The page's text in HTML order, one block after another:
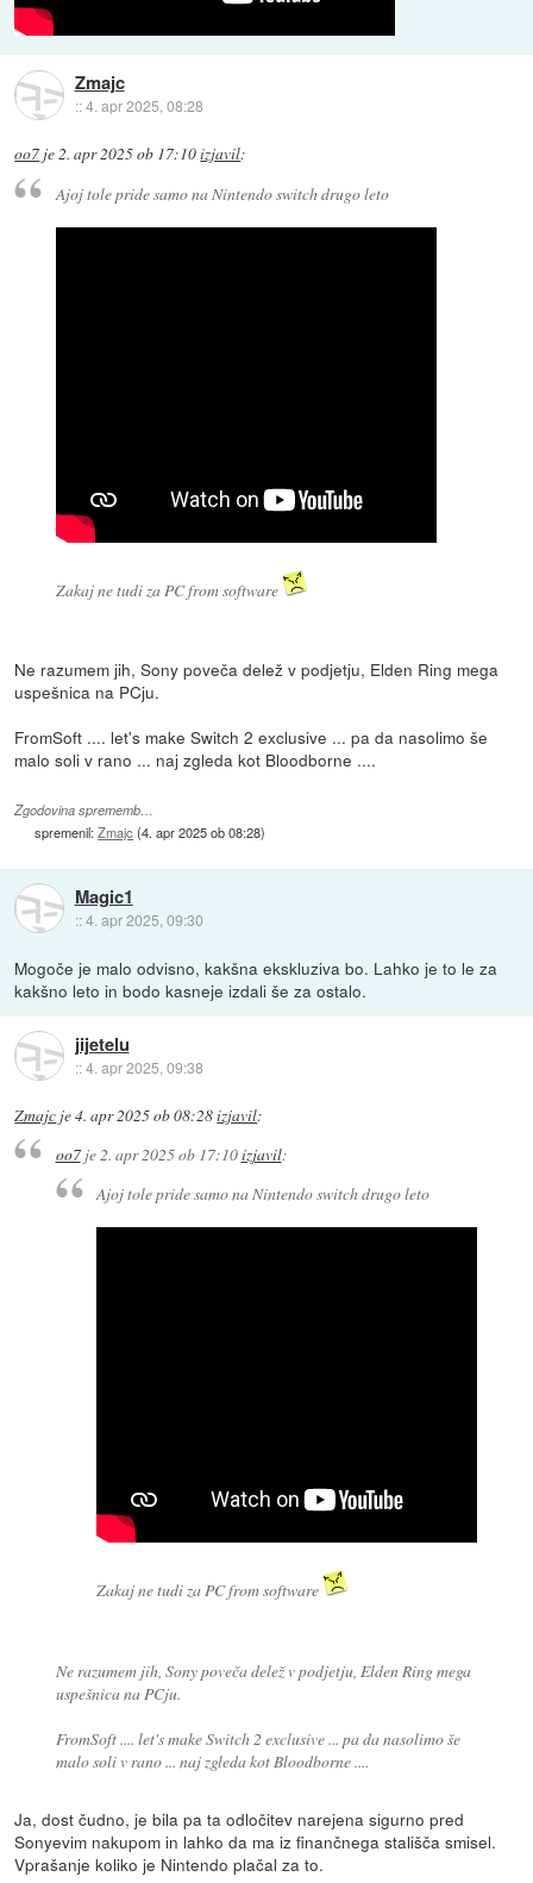
Zmajc
::4. apr 2025, 08:28
oo7 je2. apr 2025 ob 17:10izjavil:
Ajoj tole pride samo na Nintendo switch drugo leto
Zakaj ne tudi za PC from software
Ne razumem jih, Sony poveča delež v podjetju, Elden Ring mega
uspešnica na PCju.
FromSoft .... let's make Switch 2 exclusive ... pa da nasolimo še
malo soli v rano ... naj zgleda kot Bloodborne ....
Zgodovina sprememb…
spremenil:Zmajc (4. apr 2025 ob 08:28)
Magic1
::4. apr 2025, 09:30
Mogoče je malo odvisno, kakšna ekskluziva bo. Lahko je to le za
kakšno leto in bodo kasneje izdali še za ostalo.
jijetelu
::4. apr 2025, 09:38
Zmajc je4. apr 2025 ob 08:28izjavil:
oo7je2. apr 2025 ob 17:10izjavil:
Ajoj tole pride samo na Nintendo switch drugo leto
Zakaj ne tudi za PC from software
Ne razumem jih, Sony poveča delež v podjetju, Elden Ring mega
uspešnica na PCju.
FromSoft .... let's make Switch 2 exclusive ... pa da nasolimo še
malo soli v rano ... naj zgleda kot Bloodborne ....
Ja, dost čudno, je bila pa ta odločitev narejena sigurno pred
Sonyevim nakupom in lahko da ma iz finančnega stališča smisel.
Vprašanje koliko je Nintendo plačal za to.